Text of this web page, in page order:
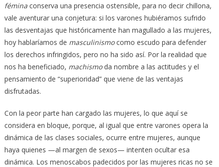
fémina conserva una presencia ostensible, para no decir chillona,
vale aventurar una conjetura: si los varones hubiéramos sufrido
las desventajas que históricamente han magullado a las mujeres,
hoy hablaríamos de masculinismocomo escudo para defender
los derechos infringidos, pero no ha sido así. Por la realidad que
nos ha beneficiado, machismoda nombre a las actitudes y el
pensamiento de “superioridad” que viene de las ventajas
disfrutadas.
Con la peor parte han cargado las mujeres, lo que aquí se
considera en bloque, porque, al igual que entre varones opera la
dinámica de las clases sociales, ocurre entre mujeres, aunque
haya quienes —al margen de sexos— intenten ocultar esa
dinámica. Los menoscabos padecidos por las mujeres ricas no se